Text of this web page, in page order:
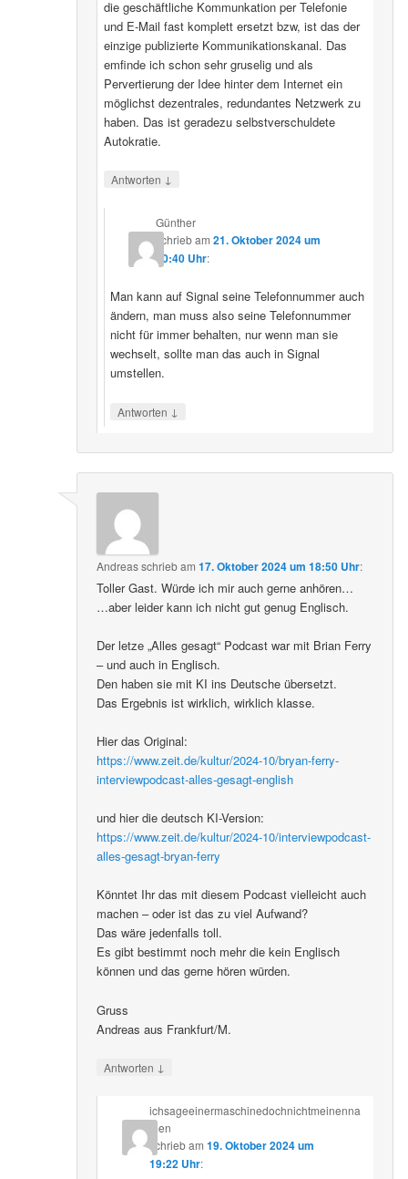
die geschäftliche Kommunkation per Telefonie
und E-Mail fast komplett ersetzt bzw, ist das der
einzige publizierte Kommunikationskanal. Das
emfinde ich schon sehr gruselig und als
Pervertierung der Idee hinter dem Internet ein
möglichst dezentrales, redundantes Netzwerk zu
haben. Das ist geradezu selbstverschuldete
Autokratie.
Antworten ↓
Günther
schriebam21. Oktober 2024 um
00:40 Uhr:
Man kann auf Signal seine Telefonnummer auch
ändern, man muss also seine Telefonnummer
nicht für immer behalten, nur wenn man sie
wechselt, sollte man das auch in Signal
umstellen.
Antworten ↓
Andreasschriebam17. Oktober 2024 um 18:50 Uhr:
Toller Gast. Würde ich mir auch gerne anhören…
…aber leider kann ich nicht gut genug Englisch.
Der letze „Alles gesagt“ Podcast war mit Brian Ferry
– und auch in Englisch.
Den haben sie mit KI ins Deutsche übersetzt.
Das Ergebnis ist wirklich, wirklich klasse.
Hier das Original:
https://www.zeit.de/kultur/2024-10/bryan-ferry-
interviewpodcast-alles-gesagt-english
und hier die deutsch KI-Version:
https://www.zeit.de/kultur/2024-10/interviewpodcast-
alles-gesagt-bryan-ferry
Könntet Ihr das mit diesem Podcast vielleicht auch
machen – oder ist das zu viel Aufwand?
Das wäre jedenfalls toll.
Es gibt bestimmt noch mehr die kein Englisch
können und das gerne hören würden.
Gruss
Andreas aus Frankfurt/M.
Antworten ↓
ichsageeinermaschinedochnichtmeinenna
men
schriebam 19. Oktober 2024 um
19:22 Uhr: